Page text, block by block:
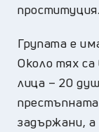
проституция.
Групата е
Около тях
лица – 20
задържани, а